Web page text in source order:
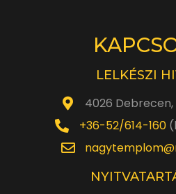
LELKÉSZI
4026
+36-52/614-160